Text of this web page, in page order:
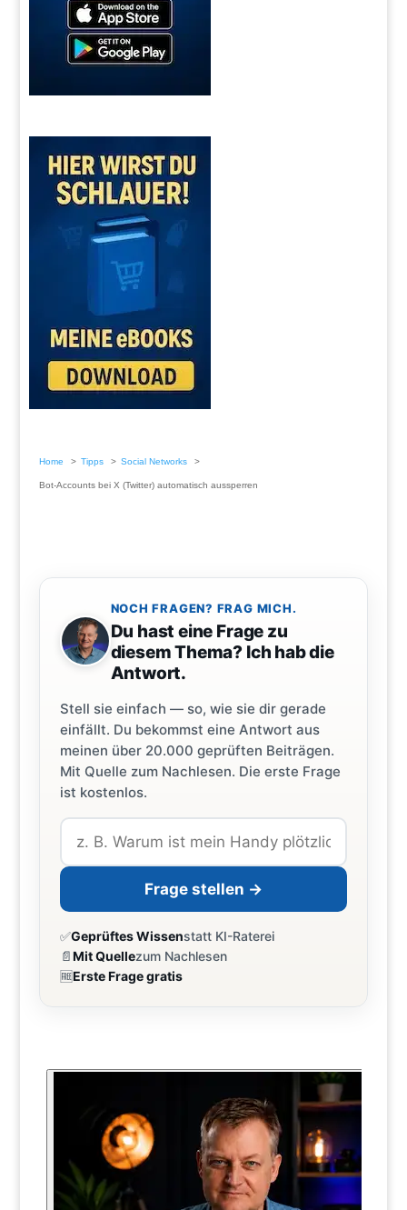
Home Tipps Social Networks
Bot-Accounts bei X (Twitter) automatisch aussperren
NOCH FRAGEN? FRAG MICH.
Du hast eine Frage zu
diesem Thema? Ich hab die
Antwort.
Stell sie einfach — so, wie sie dir gerade
einfällt. Du bekommst eine Antwort aus
meinen über 20.000 geprüften Beiträgen.
Mit Quelle zum Nachlesen. Die erste Frage
ist kostenlos.
Frage stellen →
✅Geprüftes Wissenstatt KI-Raterei
📄Mit Quellezum Nachlesen
🆓Erste Frage gratis